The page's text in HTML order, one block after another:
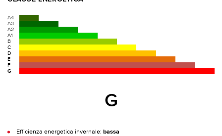
A4
A3
A2
A1
B
C
D
E
F
G
G
Efficienza energetica invernale: bassa